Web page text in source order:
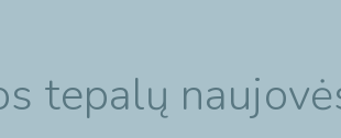
tepalų